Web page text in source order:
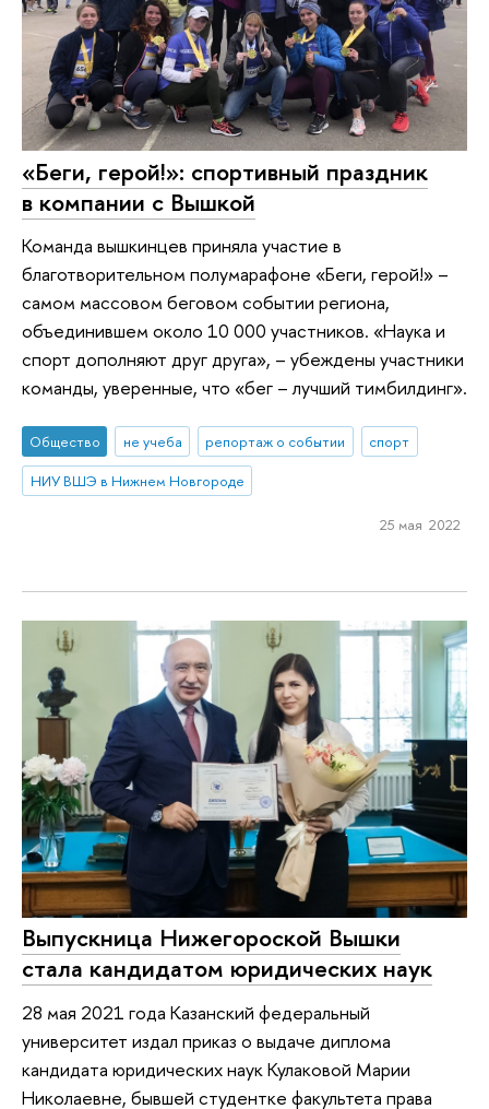
«Беги, герой!»: спортивный праздник
в компании с Вышкой
Команда вышкинцев приняла участие в
благотворительном полумарафоне «Беги, герой!» –
самом массовом беговом событии региона,
объединившем около 10 000 участников. «Наука и
спорт дополняют друг друга», – убеждены участники
команды, уверенные, что «бег – лучший тимбилдинг».
Общество не учеба репортаж о событии
спорт
НИУ ВШЭ в Нижнем Новгороде
25 мая 2022
Выпускница Нижегороской Вышки
стала кандидатом юридических наук
28 мая 2021 года Казанский федеральный
университет издал приказ о выдаче диплома
кандидата юридических наук Кулаковой Марии
Николаевне, бывшей студентке факультета права